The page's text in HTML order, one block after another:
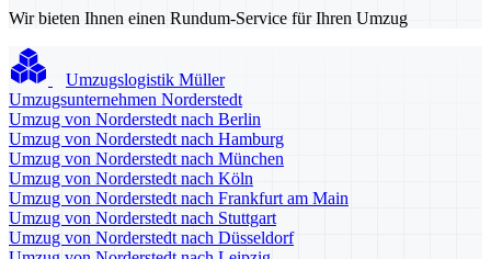
Wir bieten Ihnen einen Rundum-Service für Ihren Umzug
Umzugslogistik Müller
Umzugsunternehmen Norderstedt
Umzug von Norderstedt nach Berlin
Umzug von Norderstedt nach Hamburg
Umzug von Norderstedt nach München
Umzug von Norderstedt nach Köln
Umzug von Norderstedt nach Frankfurt am Main
Umzug von Norderstedt nach Stuttgart
Umzug von Norderstedt nach Düsseldorf